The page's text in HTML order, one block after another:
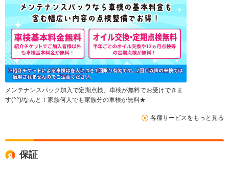
メンテナンスパック加入で定期点検、車検が無料でお受けできま
す(^^)/なんと！家族何人でも家族分の車検が無料★
各種サービスをもっと見る
保証